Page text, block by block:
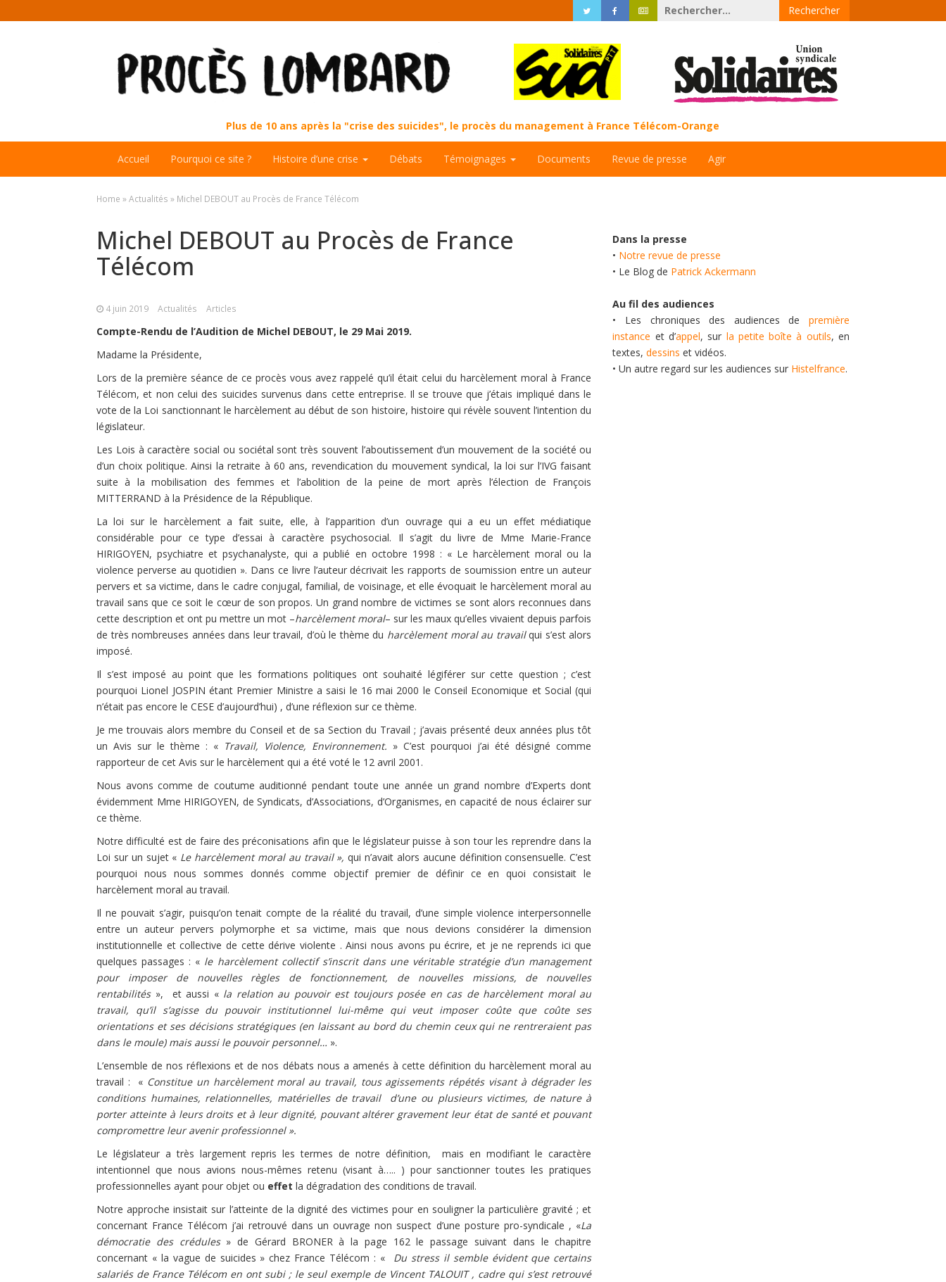
Rechercher :
Plus de 10 ans après la "crise des suicides", le procès du management à France Télécom-Orange
Accueil Pourquoi ce site ? Histoire d’une crise Débats Témoignages Documents Revue de presse Agir
Home »Actualités » Michel DEBOUT au Procès de France Télécom
Michel DEBOUT au Procès de France
Télécom
4 juin 2019 Actualités Articles
Compte-Rendu de l’Audition de Michel DEBOUT, le 29 Mai 2019.
Madame la Présidente,
Lors de la première séance de ce procès vous avez rappelé qu’il était celui du harcèlement moral à France
Télécom, et non celui des suicides survenus dans cette entreprise. Il se trouve que j’étais impliqué dans le
vote de la Loi sanctionnant le harcèlement au début de son histoire, histoire qui révèle souvent l’intention du
législateur.
Les Lois à caractère social ou sociétal sont très souvent l’aboutissement d’un mouvement de la société ou
d’un choix politique. Ainsi la retraite à 60 ans, revendication du mouvement syndical, la loi sur l’IVG faisant
suite à la mobilisation des femmes et l’abolition de la peine de mort après l’élection de François
MITTERRAND à la Présidence de la République.
La loi sur le harcèlement a fait suite, elle, à l’apparition d’un ouvrage qui a eu un effet médiatique
considérable pour ce type d’essai à caractère psychosocial. Il s’agit du livre de Mme Marie-France
HIRIGOYEN, psychiatre et psychanalyste, qui a publié en octobre 1998 : « Le harcèlement moral ou la
violence perverse au quotidien ». Dans ce livre l’auteur décrivait les rapports de soumission entre un auteur
pervers et sa victime, dans le cadre conjugal, familial, de voisinage, et elle évoquait le harcèlement moral au
travail sans que ce soit le cœur de son propos. Un grand nombre de victimes se sont alors reconnues dans
cette description et ont pu mettre un mot –harcèlement moral– sur les maux qu’elles vivaient depuis parfois
de très nombreuses années dans leur travail, d’où le thème du harcèlement moral au travailqui s’est alors
imposé.
Il s’est imposé au point que les formations politiques ont souhaité légiférer sur cette question ; c’est
pourquoi Lionel JOSPIN étant Premier Ministre a saisi le 16 mai 2000 le Conseil Economique et Social (qui
n’était pas encore le CESE d’aujourd’hui) , d’une réflexion sur ce thème.
Je me trouvais alors membre du Conseil et de sa Section du Travail ; j’avais présenté deux années plus tôt
un Avis sur le thème : « Travail, Violence, Environnement. » C’est pourquoi j’ai été désigné comme
rapporteur de cet Avis sur le harcèlement qui a été voté le 12 avril 2001.
Nous avons comme de coutume auditionné pendant toute une année un grand nombre d’Experts dont
évidemment Mme HIRIGOYEN, de Syndicats, d’Associations, d’Organismes, en capacité de nous éclairer sur
ce thème.
Notre difficulté est de faire des préconisations afin que le législateur puisse à son tour les reprendre dans la
Loi sur un sujet « Le harcèlement moral au travail »,qui n’avait alors aucune définition consensuelle. C’est
pourquoi nous nous sommes donnés comme objectif premier de définir ce en quoi consistait le
harcèlement moral au travail.
Il ne pouvait s’agir, puisqu’on tenait compte de la réalité du travail, d’une simple violence interpersonnelle
entre un auteur pervers polymorphe et sa victime, mais que nous devions considérer la dimension
institutionnelle et collective de cette dérive violente . Ainsi nous avons pu écrire, et je ne reprends ici que
quelques passages : « le harcèlement collectif s’inscrit dans une véritable stratégie d’un management
pour imposer de nouvelles règles de fonctionnement, de nouvelles missions, de nouvelles
rentabilités », et aussi « la relation au pouvoir est toujours posée en cas de harcèlement moral au
travail, qu’il s’agisse du pouvoir institutionnel lui-même qui veut imposer coûte que coûte ses
orientations et ses décisions stratégiques (en laissant au bord du chemin ceux qui ne rentreraient pas
dans le moule) mais aussi le pouvoir personnel… ».
L’ensemble de nos réflexions et de nos débats nous a amenés à cette définition du harcèlement moral au
travail : « Constitue un harcèlement moral au travail, tous agissements répétés visant à dégrader les
conditions humaines, relationnelles, matérielles de travail d’une ou plusieurs victimes, de nature à
porter atteinte à leurs droits et à leur dignité, pouvant altérer gravement leur état de santé et pouvant
compromettre leur avenir professionnel ».
Le législateur a très largement repris les termes de notre définition, mais en modifiant le caractère
intentionnel que nous avions nous-mêmes retenu (visant à….. ) pour sanctionner toutes les pratiques
professionnelles ayant pour objet ou effet la dégradation des conditions de travail.
Notre approche insistait sur l’atteinte de la dignité des victimes pour en souligner la particulière gravité ; et
concernant France Télécom j’ai retrouvé dans un ouvrage non suspect d’une posture pro-syndicale , «La
démocratie des crédules» de Gérard BRONER à la page 162 le passage suivant dans le chapitre
concernant « la vague de suicides » chez France Télécom : « Du stress il semble évident que certains
salariés de France Télécom en ont subi ; le seul exemple de Vincent TALOUIT , cadre qui s’est retrouvé
Dans la presse
• Notre revue de presse
• Le Blog de Patrick Ackermann
Au fil des audiences
• Les chroniques des audiences de première
instance et d’appel, sur la petite boîte à outils, en
textes,dessins et vidéos.
• Un autre regard sur les audiences sur Histelfrance.